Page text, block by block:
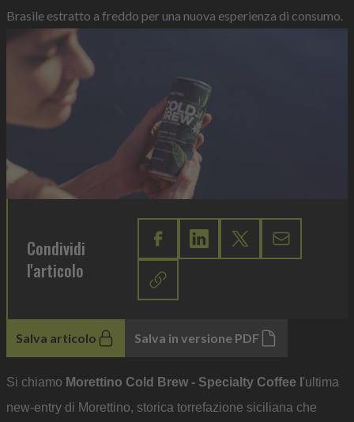
Brasile estratto a freddo per una nuova esperienza di consumo.
Condividi
l'articolo
Salva articolo Salva in versione PDF
Si chiamo Morettino Cold Brew - Specialty Coffee l 'ultima
new-entry di Morettino, storica torrefazione siciliana che